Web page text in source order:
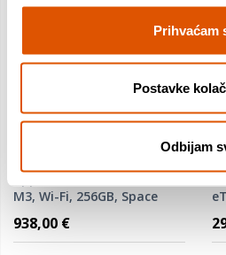
Prihvaćam
Postavke
Odbijam
M3, Wi-Fi, 256GB, Space
938,00 €